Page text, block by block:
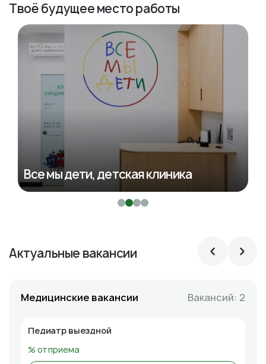
Твоё будущее место работы
Все мы дети, детская клиника
Актуальные вакансии
Медицинские вакансии Вакансий: 2
Педиатр выездной
% от приема